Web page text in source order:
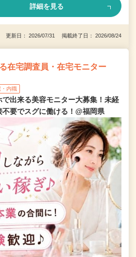
詳細を見る
更新日： 2026/07/31 掲載終了日： 2026/08/24
在宅調査員・在宅モニター
内職
出来る美容モニター大募集！未経
要でスグに働ける！@福岡県